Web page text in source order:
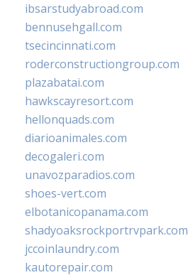
ibsarstudyabroad.com
bennusehgall.com
tsecincinnati.com
roderconstructiongroup.com
plazabatai.com
hawkscayresort.com
hellonquads.com
diarioanimales.com
decogaleri.com
unavozparadios.com
shoes-vert.com
elbotanicopanama.com
shadyoaksrockportrvpark.com
jccoinlaundry.com
kautorepair.com